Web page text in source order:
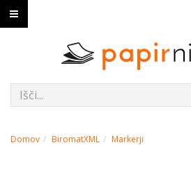
Domov BiromatXML Markerji